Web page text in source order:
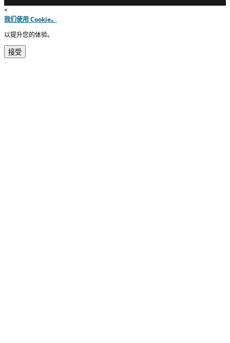
×
我们使用 Cookie。
以提升您的体验。
接受